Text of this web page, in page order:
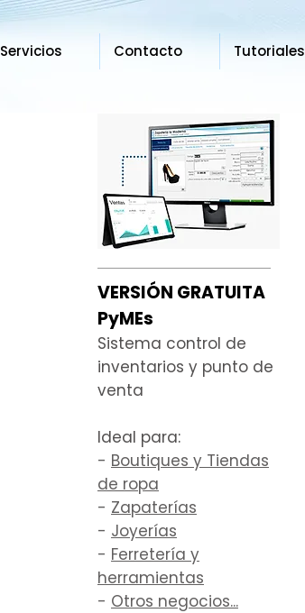
Servicios Contacto Tutoriales
VERSIÓN GRATUITA
PyMEs
Sistema control de
inventarios y punto de
venta
Ideal para:
- Boutiques y Tiendas
de ropa
- Zapaterías
- Joyerías
- Ferretería y
herramientas
- Otros negocios...